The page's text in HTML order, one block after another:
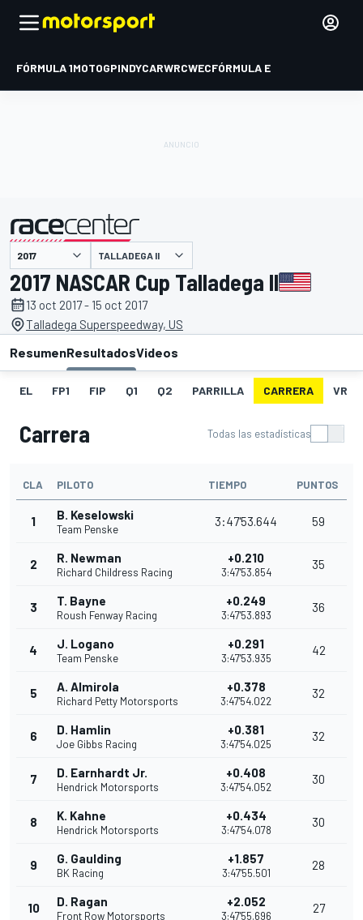
FÓRMULA 1MOTOGPINDYCARWRCWECFÓRMULA E
presentado por TALLADEGA II
2017 NASCAR Cup Talladega II
13 oct 2017 - 15 oct 2017
Talladega Superspeedway, US
ResumenResultadosVideos
EL FP1 FIP Q1 Q2 PARRILLA CARRERA VR
Carrera Todas las estadísticas
CLA PILOTO TIEMPO PUNTOS
1 B. Keselowski
Team Penske
3:47'53.644 59
2 R. Newman
Richard Childress Racing
+0.210
3:47'53.854
35
3 T. Bayne
Roush Fenway Racing
+0.249
3:47'53.893
36
4 J. Logano
Team Penske
+0.291
3:47'53.935
42
5 A. Almirola
Richard Petty Motorsports
+0.378
3:47'54.022
32
6 D. Hamlin
Joe Gibbs Racing
+0.381
3:47'54.025
32
7 D. Earnhardt Jr.
Hendrick Motorsports
+0.408
3:47'54.052
30
8 K. Kahne
Hendrick Motorsports
+0.434
3:47'54.078
30
9 G. Gaulding
BK Racing
+1.857
3:47'55.501
28
10 D. Ragan
Front Row Motorsports
+2.052
3:47'55.696
27